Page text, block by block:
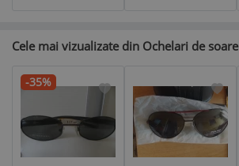
Cele mai vizualizate din Ochelari de soare
-35%